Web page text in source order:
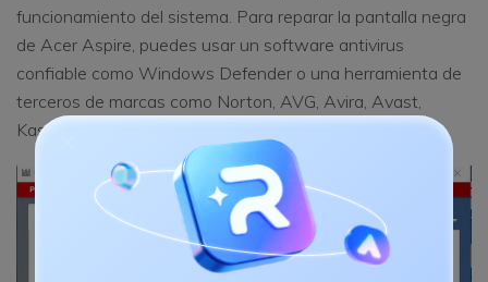
funcionamiento del sistema. Para reparar la pantalla negra
de Acer Aspire, puedes usar un software antivirus
confiable como Windows Defender o una herramienta de
terceros de marcas como Norton, AVG, Avira, Avast,
Kaspersky, etc.